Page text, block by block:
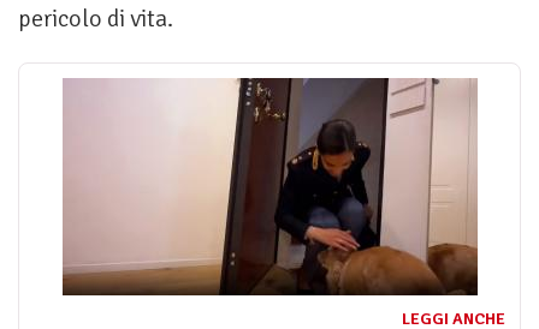
pericolo di vita.
LEGGI ANCHE